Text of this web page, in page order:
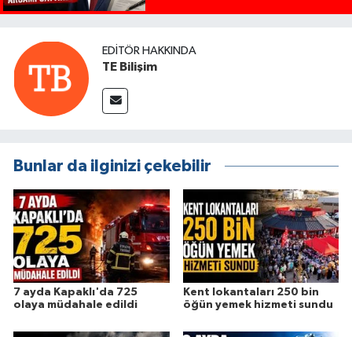
EDITÖR HAKKINDA
TE Bilişim
Bunlar da ilginizi çekebilir
7 ayda Kapaklı'da 725
olaya müdahale edildi
Kent lokantaları 250 bin
öğün yemek hizmeti sundu